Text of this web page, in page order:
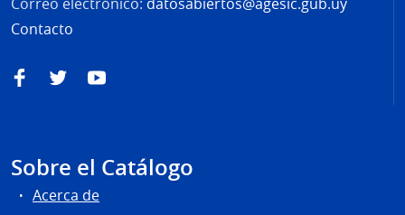
Contacto
FacebookTwitterYouTube
Sobre el Catálogo
Acerca de